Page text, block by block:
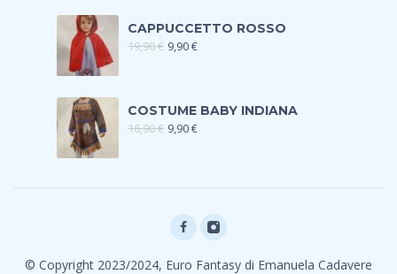
CAPPUCCETTO ROSSO
19,90€ 9,90€
COSTUME BABY INDIANA
16,90€ 9,90€
© Copyright 2023/2024, Euro Fantasy di Emanuela Cadavere